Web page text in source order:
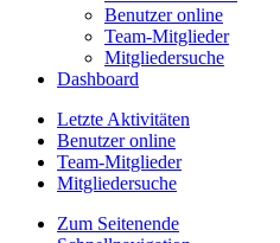
Benutzer online
Team-Mitglieder
Mitgliedersuche
Dashboard
Letzte Aktivitäten
Benutzer online
Team-Mitglieder
Mitgliedersuche
Zum Seitenende